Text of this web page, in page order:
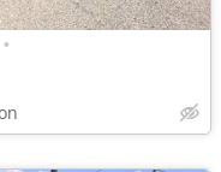
•